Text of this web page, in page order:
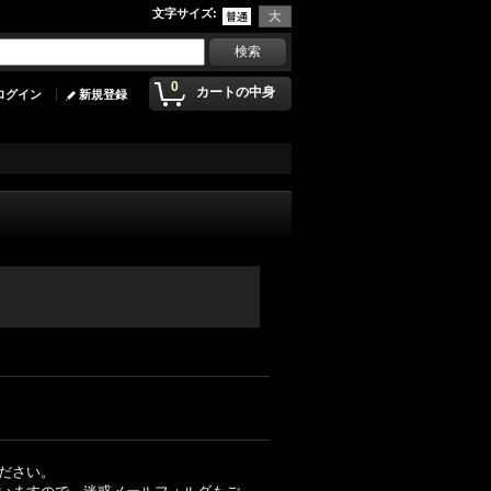
文字サイズ:
0 カートの中身
グイン 新規登録
さい。